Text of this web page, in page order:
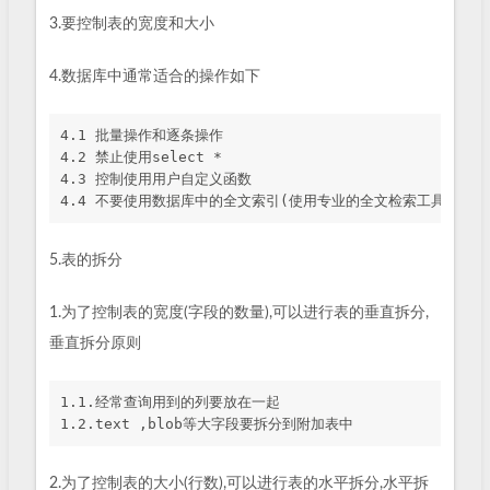
3.要控制表的宽度和大小
4.数据库中通常适合的操作如下
4.1 批量操作和逐条操作
4.2 禁止使用select *
4.3 控制使用用户自定义函数
5.表的拆分
1.为了控制表的宽度(字段的数量),可以进行表的垂直拆分,
垂直拆分原则
1.1.经常查询用到的列要放在一起
2.为了控制表的大小(行数),可以进行表的水平拆分,水平拆